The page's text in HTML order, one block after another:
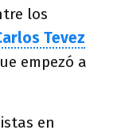
los
Tevez
empezó a
en